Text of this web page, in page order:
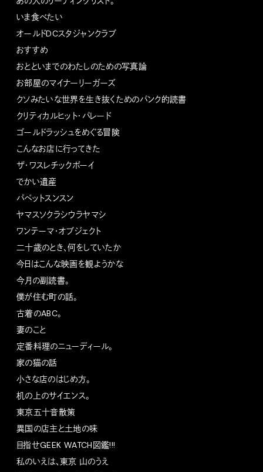
いま食べたい
オールドDCスタジャンクラブ
おすすめ
おとといまでのわたしのための写真論
お部屋のマイナーリーガーズ
クソみたいな世界を生き抜くためのパンク的読書
クリティカルヒット・パレード
ゴールドラッシュをめぐる冒険
こんなお店に行ってきた
ザ・ワスレチックボーイ
でかい遺産
パペットスンスン
ヤマスソクラシウラヤマシ
ワンテーマ・オブジェクト
二十歳のとき、何をしていたか
今日はこんな映画を観ようかな
今月の副読書。
僕が住む町の話。
古着のABC。
妻のこと
定番料理のニューディール。
家の猫の話
小さな店のはじめ方。
机の上のサイエンス。
東京五十音散策
異国の店主と土地の味
目指せGEEK WATCH図鑑!!!
私のいえは、東京 山のうえ